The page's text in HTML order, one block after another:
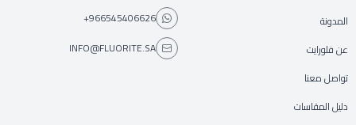
المدونة
عن فلورايت
تواصل معنا
دليل المقاسات
+966545406626
INFO@FLUORITE.SA